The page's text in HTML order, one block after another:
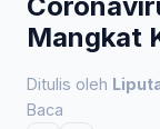
Mangkat
Ditulis oleh
Baca